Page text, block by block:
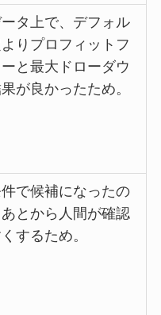
タ上で、デフォル
よりプロフィットフ
ーと最大ドローダウ
が良かったため。
で候補になったの
とから人間が確認
するため。